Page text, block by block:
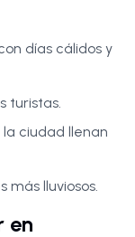
días cálidos y
turistas.
ciudad llenan
más lluviosos.
en